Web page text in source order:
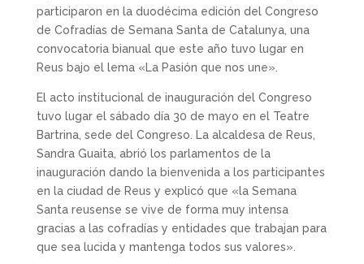
participaron en la duodécima edición del Congreso
de Cofradías de Semana Santa de Catalunya, una
convocatoria bianual que este año tuvo lugar en
Reus bajo el lema «La Pasión que nos une».
El acto institucional de inauguración del Congreso
tuvo lugar el sábado día 30 de mayo en el Teatre
Bartrina, sede del Congreso. La alcaldesa de Reus,
Sandra Guaita, abrió los parlamentos de la
inauguración dando la bienvenida a los participantes
en la ciudad de Reus y explicó que «la Semana
Santa reusense se vive de forma muy intensa
gracias a las cofradías y entidades que trabajan para
que sea lucida y mantenga todos sus valores».